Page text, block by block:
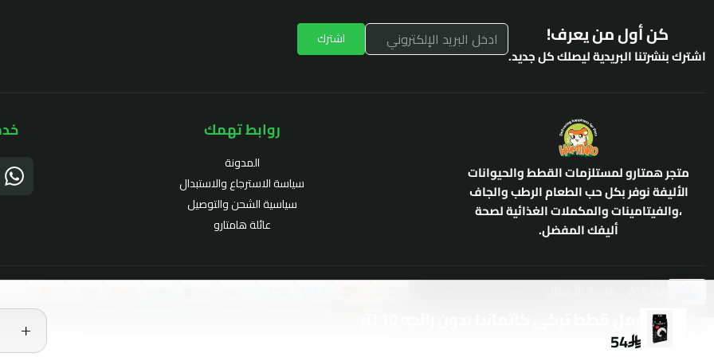
54
كن أول من يعرف!
اشترك بنشرتنا البريدية ليصلك كل جديد.
اشترك
متجر همتارو لمستلزمات القطط والحيوانات
الأليفة نوفر بكل حب الطعام الرطب والجاف
،والفيتامينات والمكملات الغذائية لصحة
أليفك المفضل.
روابط تهمك
المدونة
سياسة الاسترجاع والاستبدال
سياسية الشحن والتوصيل
عائلة هامتارو